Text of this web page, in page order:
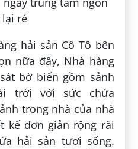
hải sản Cô Tô bên
nữa đây, Nhà hàng
bờ biển gồm sảnh
trời với sức chứa
trong nhà của nhà
kế đơn giản rộng rãi
hải sản tươi sống.